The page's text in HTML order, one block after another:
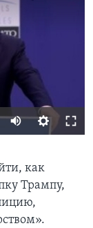
как
Трампу,